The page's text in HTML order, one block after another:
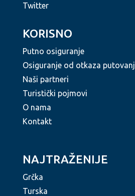
Twitter
KORISNO
Putno osiguranje
Osiguranje od otkaza
Naši partneri
Turistički pojmovi
O nama
Kontakt
NAJTRAŽENIJE
Grčka
Turska